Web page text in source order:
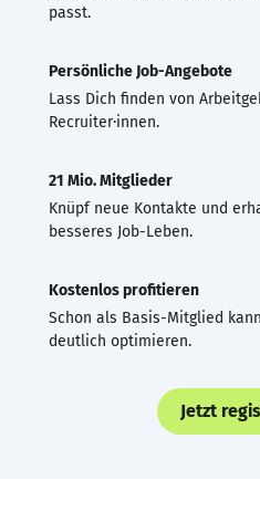
passt.
Persönliche Job-Angebote
Lass Dich finden von
Recruiter·innen.
21 Mio. Mitglieder
Knüpf neue Kontakte und
besseres Job-Leben.
Kostenlos profitieren
Schon als Basis-Mitglied
deutlich optimieren.
Jetzt